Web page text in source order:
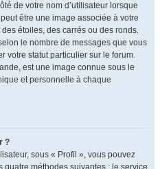
de votre nom d’utilisateur lorsque
être une image associée à votre
étoiles, des carrés ou des ronds.
le nombre de messages que vous
votre statut particulier sur le forum.
est une image connue sous le
et personnelle à chaque
?
sous « Profil », vous pouvez
méthodes suivantes : le service